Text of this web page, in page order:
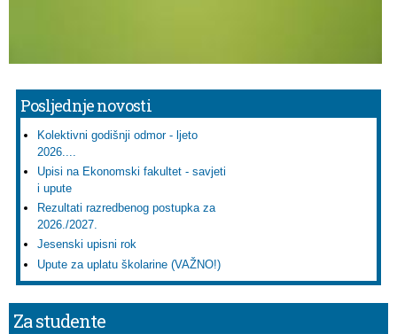
Posljednje novosti
Kolektivni godišnji odmor - ljeto
2026....
Upisi na Ekonomski fakultet - savjeti
i upute
Rezultati razredbenog postupka za
2026./2027.
Jesenski upisni rok
Upute za uplatu školarine (VAŽNO!)
Za studente